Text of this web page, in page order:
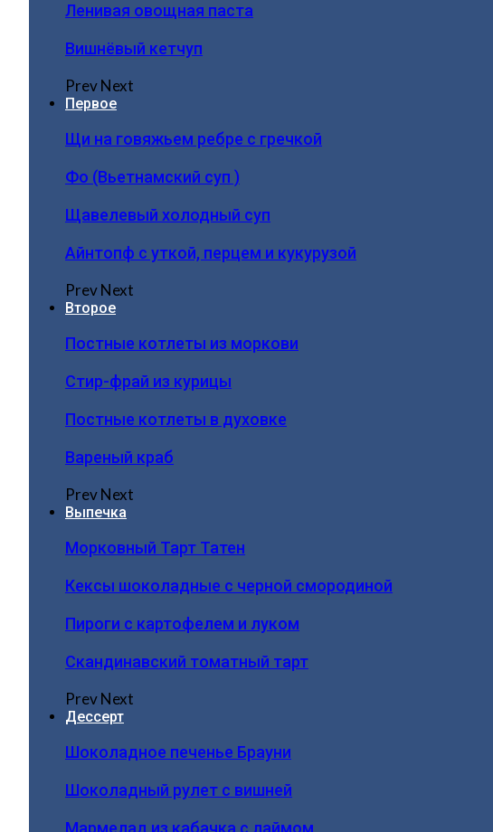
Ленивая овощная паста
Вишнёвый кетчуп
PrevNext
Первое
Щи на говяжьем ребре с гречкой
Фо (Вьетнамский суп )
Щавелевый холодный суп
Айнтопф с уткой, перцем и кукурузой
PrevNext
Второе
Постные котлеты из моркови
Стир-фрай из курицы
Постные котлеты в духовке
Вареный краб
PrevNext
Выпечка
Морковный Тарт Татен
Кексы шоколадные с черной смородиной
Пироги c картофелем и луком
Скандинавский томатный тарт
PrevNext
Дессерт
Шоколадное печенье Брауни
Шоколадный рулет с вишней
Мармелад из кабачка с лаймом